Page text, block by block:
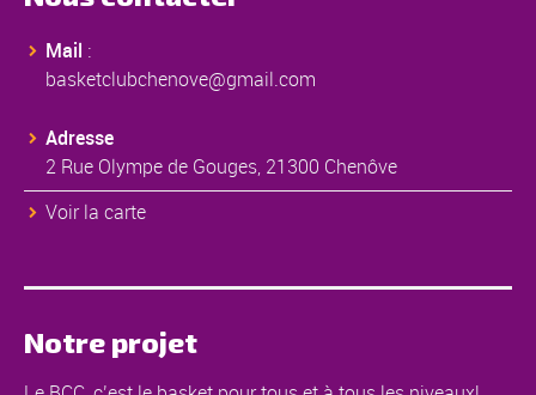
Mail :
basketclubchenove@gmail.com
Adresse
2 Rue Olympe de Gouges, 21300 Chenôve
Voir la carte
Notre projet